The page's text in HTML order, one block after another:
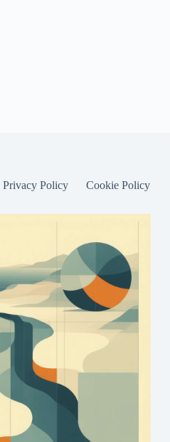
Privacy Policy Cookie Policy